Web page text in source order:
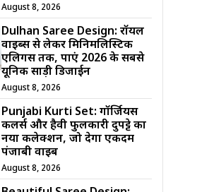
August 8, 2026
Dulhan Saree Design: रॉयल
वाइब्स से लेकर मिनिमलिस्टिक
एलिगेंस तक, पाएं 2026 के सबसे
यूनिक साड़ी डिजाईन
August 8, 2026
Punjabi Kurti Set: गॉर्जियस
कलर्स और हैवी फुलकारी दुपट्टे का
नया कलेक्शन, जो देगा एकदम
पंजाबी वाइब
August 8, 2026